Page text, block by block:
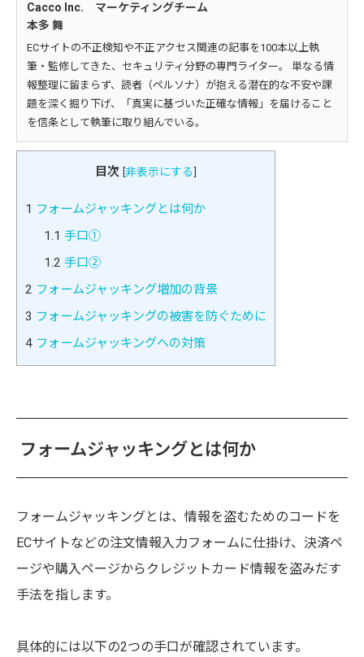
Cacco Inc. マーケティングチーム
本多 舞
ECサイトの不正検知や不正アクセス関連の記事を100本以上執
筆・監修してきた、セキュリティ分野の専門ライター。 単なる情
報整理に留まらず、読者（ペルソナ）が抱える潜在的な不安や課
題を深く掘り下げ、「真実に基づいた正確な情報」を届けること
を信条として執筆に取り組んでいる。
目次 [非表示にする]
1 フォームジャッキングとは何か
1.1 手口①
1.2 手口②
2 フォームジャッキング増加の背景
3 フォームジャッキングの被害を防ぐために
4 フォームジャッキングへの対策
フォームジャッキングとは何か
フォームジャッキングとは、情報を盗むためのコードを
ECサイトなどの注文情報入力フォームに仕掛け、決済ペ
ージや購入ページからクレジットカード情報を盗みだす
手法を指します。
具体的には以下の2つの手口が確認されています。